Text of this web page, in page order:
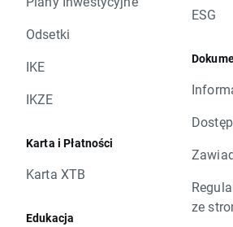
Odsetki
IKE
IKZE
Karta i Płatności
Karta XTB
Edukacja
ESG
ze